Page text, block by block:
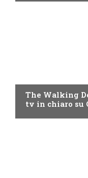
The Walking
tv in chiaro su